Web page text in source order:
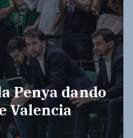
Penya dando
Valencia